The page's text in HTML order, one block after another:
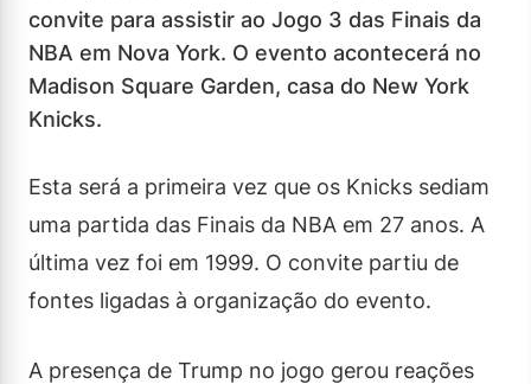
convite para assistir ao Jogo 3 das Finais da
NBA em Nova York. O evento acontecerá no
Madison Square Garden, casa do New York
Knicks.
Esta será a primeira vez que os Knicks sediam
uma partida das Finais da NBA em 27 anos. A
última vez foi em 1999. O convite partiu de
fontes ligadas à organização do evento.
A presença de Trump no jogo gerou reações